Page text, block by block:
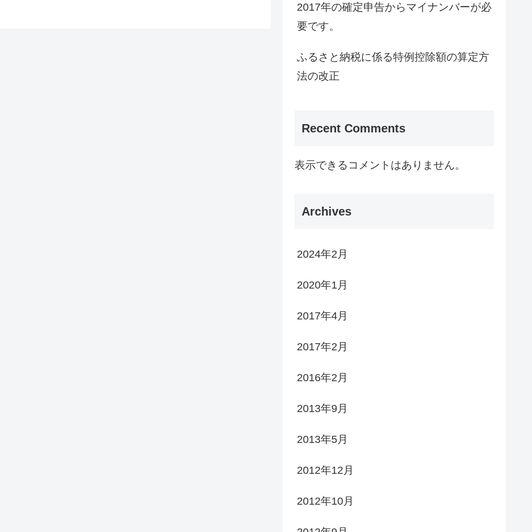
2017年の確定申告からマイナンバーが必
要です。
ふるさと納税に係る特例控除額の算定方
法の改正
Recent Comments
表示できるコメントはありません。
Archives
2024年2月
2020年1月
2017年4月
2017年2月
2016年2月
2013年9月
2013年5月
2012年12月
2012年10月